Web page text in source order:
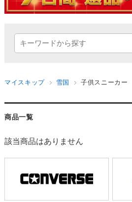
マイスキップ 雪国 子供スニーカー
商品一覧
該当商品はありません